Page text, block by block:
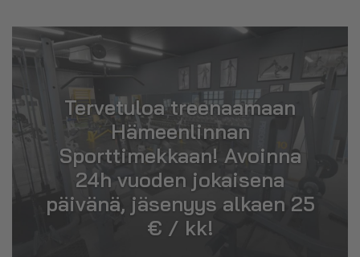
Tervetuloa treenaamaan
Hämeenlinnan
Sporttimekkaan! Avoinna
24h vuoden jokaisena
päivänä, jäsenyys alkaen 25
€ / kk!